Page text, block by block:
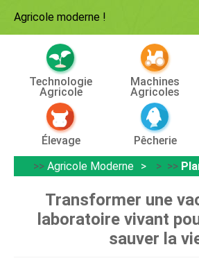
Agricole moderne !
Technologie
Agricole
Machines
Agricoles
Élevage Pêcherie
>> Agricole Moderne > >>
Transformer une
laboratoire vivant
sauver la